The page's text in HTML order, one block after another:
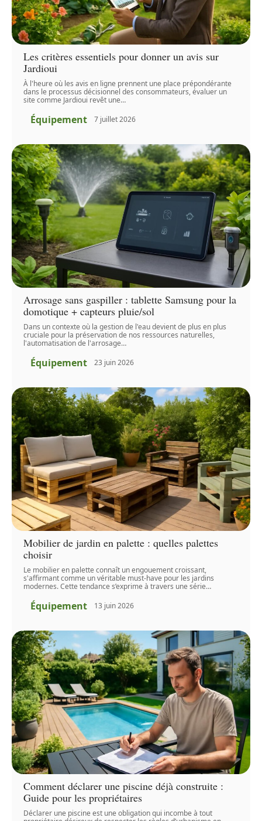
Les critères essentiels pour donner un avis sur
Jardioui
À l'heure où les avis en ligne prennent une place prépondérante
dans le processus décisionnel des consommateurs, évaluer un
site comme Jardioui revêt une…
Équipement 7 juillet 2026
Arrosage sans gaspiller : tablette Samsung pour la
domotique + capteurs pluie/sol
Dans un contexte où la gestion de l'eau devient de plus en plus
cruciale pour la préservation de nos ressources naturelles,
l'automatisation de l'arrosage…
Équipement 23 juin 2026
Mobilier de jardin en palette : quelles palettes
choisir
Le mobilier en palette connaît un engouement croissant,
s'affirmant comme un véritable must-have pour les jardins
modernes. Cette tendance s’exprime à travers une série…
Équipement 13 juin 2026
Comment déclarer une piscine déjà construite :
Guide pour les propriétaires
Déclarer une piscine est une obligation qui incombe à tout